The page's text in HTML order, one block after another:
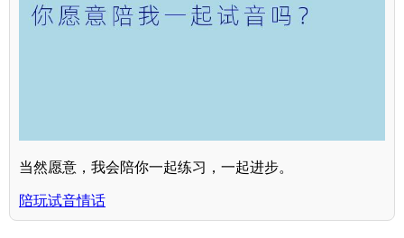
当然愿意，我会陪你一起练习，一起进步。
陪玩试音情话